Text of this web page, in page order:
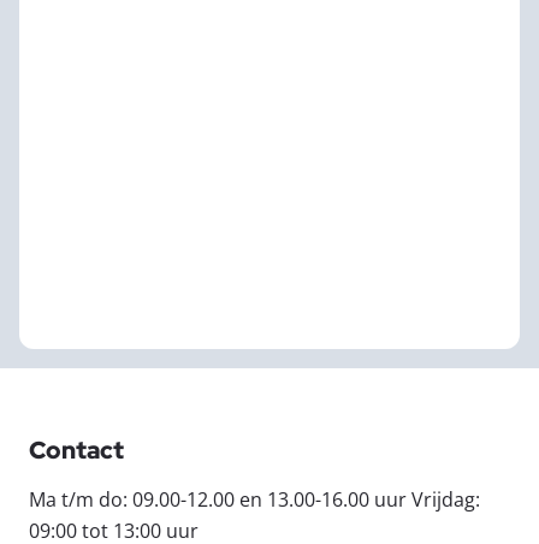
Contact
Ma t/m do: 09.00-12.00 en 13.00-16.00 uur Vrijdag:
09:00 tot 13:00 uur